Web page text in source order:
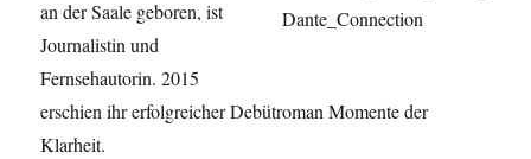
an der Saale geboren, ist
Journalistin und
Fernsehautorin. 2015
erschien ihr erfolgreicher Debütroman Momente der
Klarheit.